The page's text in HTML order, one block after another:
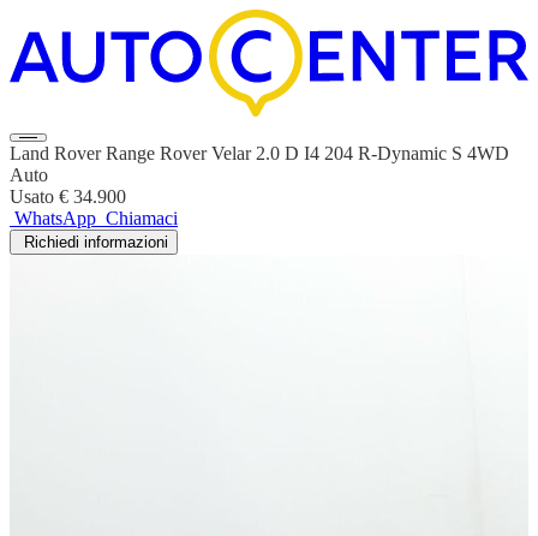
Land Rover Range Rover Velar 2.0 D I4 204 R-Dynamic S 4WD
Auto
Usato € 34.900
WhatsApp Chiamaci
Richiedi informazioni